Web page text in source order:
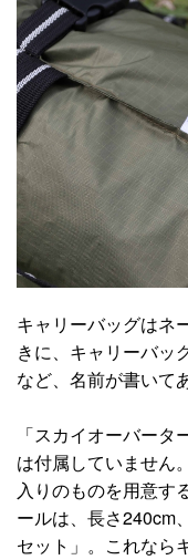
キャリーバッグはネ
きに、キャリーバッ
など、名前が書いて
「スカイオーバー
は付属していません
入りのものを用意す
ールは、長さ240cm
セット」。これなら